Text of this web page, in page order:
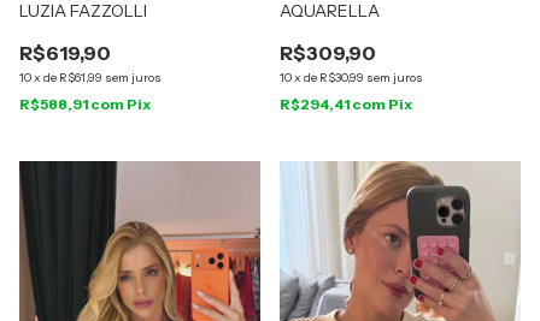
LUZIA FAZZOLLI
R$619,90
10x de R$61,99 sem juros
R$588,91 com Pix
AQUARELLA
R$309,90
10x de R$30,99 sem juros
R$294,41 com Pix